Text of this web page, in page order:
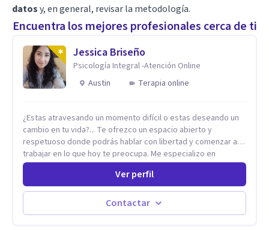
datosy, en general, revisar la metodología.
Encuentra los mejores profesionales cerca de ti
Jessica Briseño
Psicología Integral -Atención Online
Austin
Terapia online
¿Estas atravesando un momento difícil o estas deseando un
cambio en tu vida?... Te ofrezco un espacio abierto y
respetuoso donde podrás hablar con libertad y comenzar a
trabajar en lo que hoy te preocupa. Me especializo en
Trastornos de Ansiedad y a lo largo de mi experiencia
profesional he acompañado a muchas Familias y Parejas con
distintas problemáticas como el manejo del estrés,
Autoestima, Gestión de la Ira, Depresión, Retos en la Crianza,
Codependencia, Celos, entre otros. Cuento con más de 12
Ver perfil
Contactar